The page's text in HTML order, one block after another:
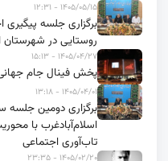
۱۴۰۵/۰۵/۱۵ - ۱۲:۳۱
برگزاری جلسه
روستایی در شهرستان
۱۴۰۵/۰۴/۲۷ - ۱۵:۱۳
پخش فینال جام جهانی ۲۰۲۶ در سینماهای
۱۴۰۵/۰۴/۰۱ - ۱۳:۱۸
برگزاری دومین جلسه
اسلام‌آبادغرب با
تاب‌آوری اجتماعی